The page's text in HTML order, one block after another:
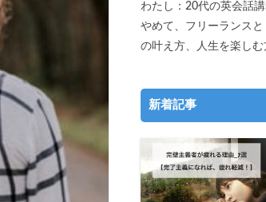
わたし：20代の英会話
やめて、フリーランス
の叶え方、人生を楽しむ
新着記事